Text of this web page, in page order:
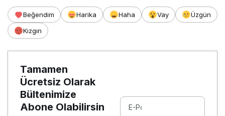
Beğendim Harika Haha Vay
Üzgün
Kızgın
Tamamen
Ücretsiz Olarak
Bültenimize
Abone Olabilirsin